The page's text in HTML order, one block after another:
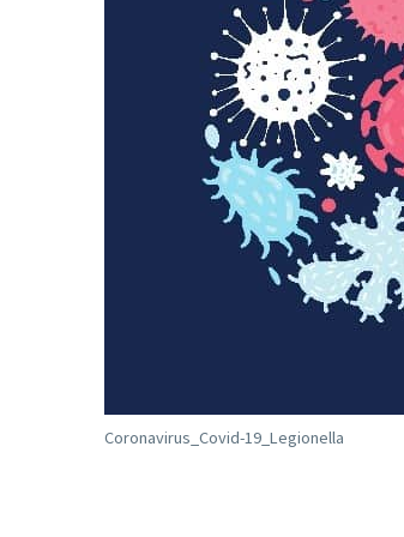
Coronavirus_Covid-19_Legionella